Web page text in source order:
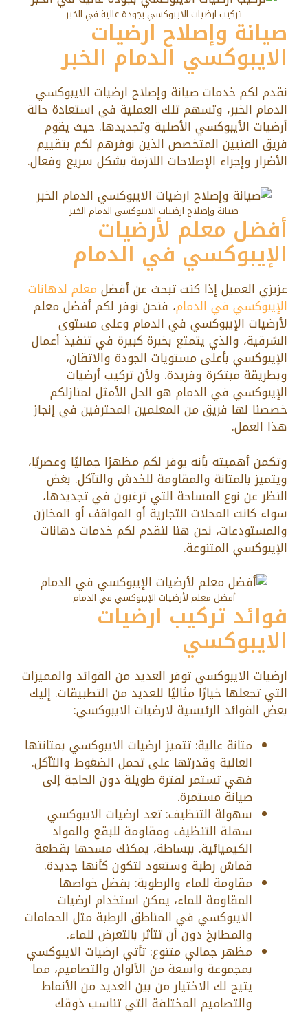
تركيب ارضيات الايبوكسي بجودة عالية في الخبر
صيانة وإصلاح ارضيات
الايبوكسي الدمام الخبر
نقدم لكم خدمات صيانة وإصلاح ارضيات الايبوكسي
الدمام الخبر، وتسهم تلك العملية في استعادة حالة
أرضيات الأيبوكسي الأصلية وتجديدها. حيث يقوم
فريق الفنيين المتخصص الذين نوفرهم لكم بتقييم
الأضرار وإجراء الإصلاحات اللازمة بشكل سريع وفعال.
صيانة وإصلاح ارضيات الايبوكسي الدمام الخبر
أفضل معلم لأرضيات
الإيبوكسي في الدمام
عزيزي العميل إذا كنت تبحث عن أفضل معلم لدهانات
الإيبوكسي في الدمام، فنحن نوفر لكم أفضل معلم
لأرضيات الإيبوكسي في الدمام وعلى مستوى
الشرقية، والذي يتمتع بخبرة كبيرة في تنفيذ أعمال
الإيبوكسي بأعلى مستويات الجودة والاتقان،
وبطريقة مبتكرة وفريدة. ولأن تركيب أرضيات
الإيبوكسي في الدمام هو الحل الأمثل لمنازلكم
خصصنا لها فريق من المعلمين المحترفين في إنجاز
هذا العمل.
وتكمن أهميته بأنه يوفر لكم مظهرًا جماليًا وعصريًا،
ويتميز بالمتانة والمقاومة للخدش والتآكل. بغض
النظر عن نوع المساحة التي ترغبون في تجديدها،
سواء كانت المحلات التجارية أو المواقف أو المخازن
والمستودعات، نحن هنا لنقدم لكم خدمات دهانات
الإيبوكسي المتنوعة.
أفضل معلم لأرضيات الإيبوكسي في الدمام
فوائد تركيب ارضيات
الايبوكسي
ارضيات الايبوكسي توفر العديد من الفوائد والمميزات
التي تجعلها خيارًا مثاليًا للعديد من التطبيقات. إليك
بعض الفوائد الرئيسية لارضيات الايبوكسي:
متانة عالية: تتميز ارضيات الايبوكسي بمتانتها
العالية وقدرتها على تحمل الضغوط والتآكل.
فهي تستمر لفترة طويلة دون الحاجة إلى
صيانة مستمرة.
سهولة التنظيف: تعد ارضيات الايبوكسي
سهلة التنظيف ومقاومة للبقع والمواد
الكيميائية. ببساطة، يمكنك مسحها بقطعة
قماش رطبة وستعود لتكون كأنها جديدة.
مقاومة للماء والرطوبة: بفضل خواصها
المقاومة للماء، يمكن استخدام ارضيات
الايبوكسي في المناطق الرطبة مثل الحمامات
والمطابخ دون أن تتأثر بالتعرض للماء.
مظهر جمالي متنوع: تأتي ارضيات الايبوكسي
بمجموعة واسعة من الألوان والتصاميم، مما
يتيح لك الاختيار من بين العديد من الأنماط
والتصاميم المختلفة التي تناسب ذوقك